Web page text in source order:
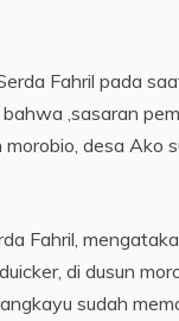
Fahril pada
,sasaran
morobio, desa Ako
Fahril,
di dusun
sudah